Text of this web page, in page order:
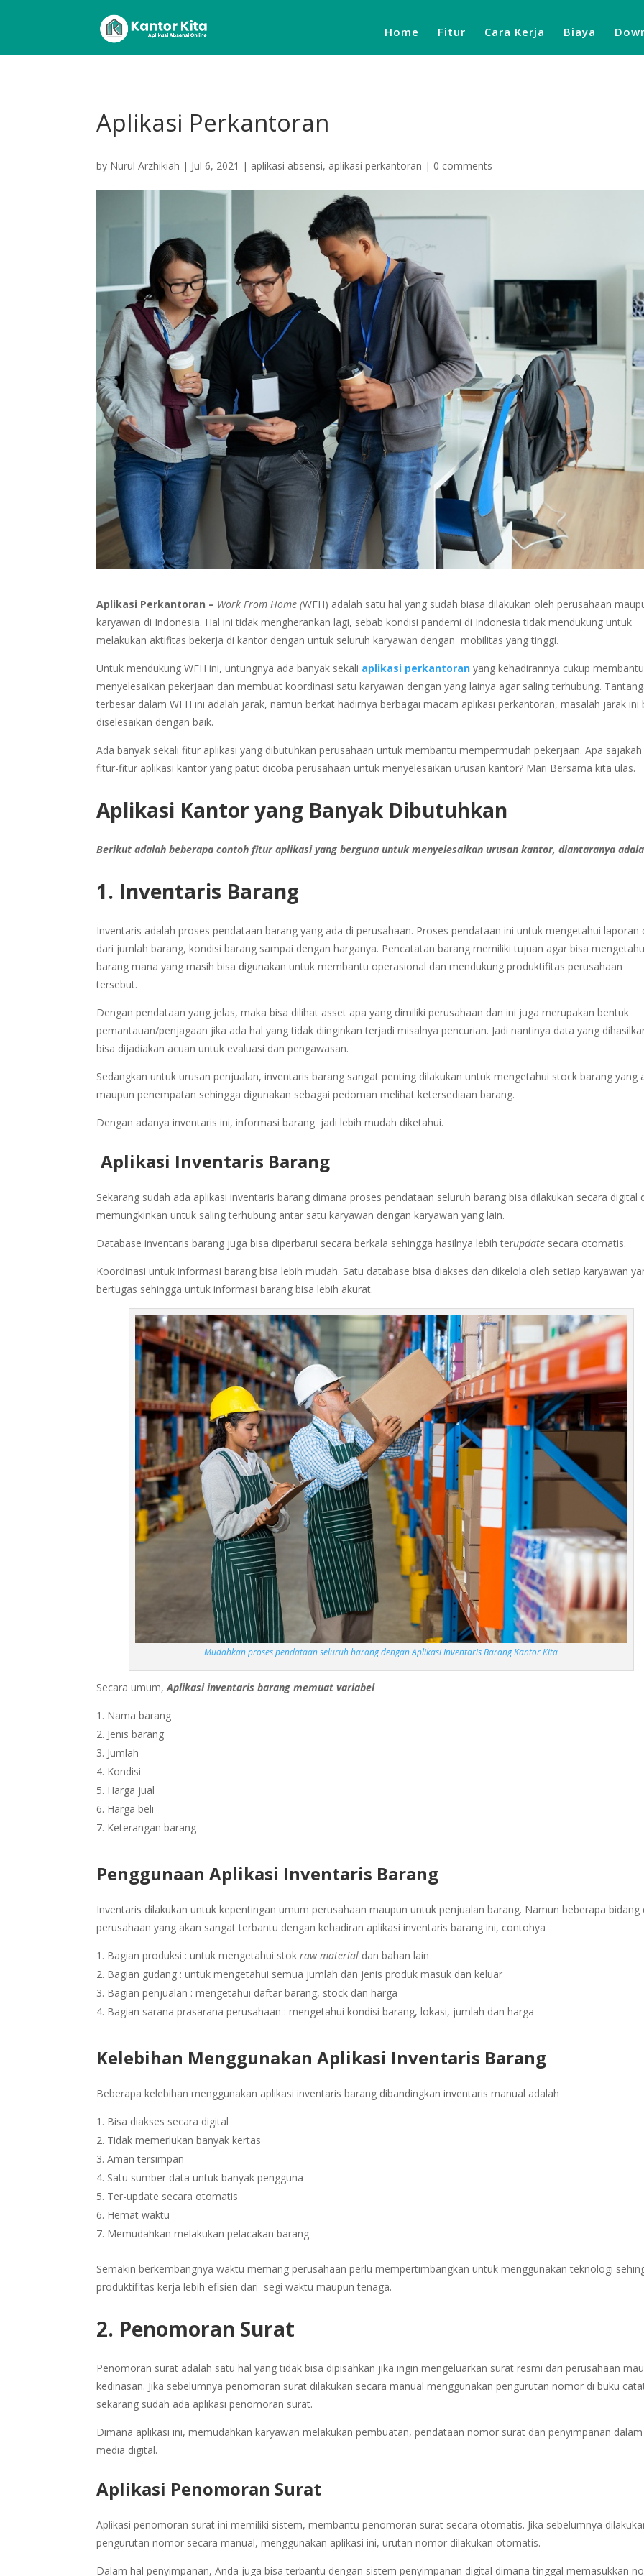
Home Fitur Cara Kerja Biaya
Aplikasi Perkantoran
by Nurul Arzhikiah | Jul 6, 2021 | aplikasi absensi, aplikasi perkantoran | 0 comments
Aplikasi Perkantoran – Work From Home (WFH) adalah satu hal yang sudah biasa dilakukan oleh perusahaan
karyawan di Indonesia. Hal ini tidak mengherankan lagi, sebab kondisi pandemi di Indonesia tidak mendukung untuk
melakukan aktifitas bekerja di kantor dengan untuk seluruh karyawan dengan mobilitas yang tinggi.
Untuk mendukung WFH ini, untungnya ada banyak sekali aplikasi perkantoran yang kehadirannya cukup membantu
menyelesaikan pekerjaan dan membuat koordinasi satu karyawan dengan yang lainya agar saling terhubung.
terbesar dalam WFH ini adalah jarak, namun berkat hadirnya berbagai macam aplikasi perkantoran, masalah jarak ini
diselesaikan dengan baik.
Ada banyak sekali fitur aplikasi yang dibutuhkan perusahaan untuk membantu mempermudah pekerjaan. Apa sajakah
fitur-fitur aplikasi kantor yang patut dicoba perusahaan untuk menyelesaikan urusan kantor? Mari Bersama kita ulas.
Aplikasi Kantor yang Banyak Dibutuhkan
Berikut adalah beberapa contoh fitur aplikasi yang berguna untuk menyelesaikan urusan kantor, diantaranya
1. Inventaris Barang
Inventaris adalah proses pendataan barang yang ada di perusahaan. Proses pendataan ini untuk mengetahui laporan
dari jumlah barang, kondisi barang sampai dengan harganya. Pencatatan barang memiliki tujuan agar bisa
barang mana yang masih bisa digunakan untuk membantu operasional dan mendukung produktifitas perusahaan
tersebut.
Dengan pendataan yang jelas, maka bisa dilihat asset apa yang dimiliki perusahaan dan ini juga merupakan bentuk
pemantauan/penjagaan jika ada hal yang tidak diinginkan terjadi misalnya pencurian. Jadi nantinya data yang
bisa dijadiakan acuan untuk evaluasi dan pengawasan.
Sedangkan untuk urusan penjualan, inventaris barang sangat penting dilakukan untuk mengetahui stock barang yang
maupun penempatan sehingga digunakan sebagai pedoman melihat ketersediaan barang.
Dengan adanya inventaris ini, informasi barang jadi lebih mudah diketahui.
Aplikasi Inventaris Barang
Sekarang sudah ada aplikasi inventaris barang dimana proses pendataan seluruh barang bisa dilakukan secara digital
memungkinkan untuk saling terhubung antar satu karyawan dengan karyawan yang lain.
Database inventaris barang juga bisa diperbarui secara berkala sehingga hasilnya lebih terupdate secara otomatis.
Koordinasi untuk informasi barang bisa lebih mudah. Satu database bisa diakses dan dikelola oleh setiap karyawan
bertugas sehingga untuk informasi barang bisa lebih akurat.
Mudahkan proses pendataan seluruh barang dengan Aplikasi Inventaris Barang Kantor Kita
Secara umum,Aplikasi inventaris barang memuat variabel
Nama barang
Jenis barang
Jumlah
Kondisi
Harga jual
Harga beli
Keterangan barang
Penggunaan Aplikasi Inventaris Barang
Inventaris dilakukan untuk kepentingan umum perusahaan maupun untuk penjualan barang. Namun beberapa bidang
perusahaan yang akan sangat terbantu dengan kehadiran aplikasi inventaris barang ini, contohya
Bagian produksi : untuk mengetahui stokraw material dan bahan lain
Bagian gudang : untuk mengetahui semua jumlah dan jenis produk masuk dan keluar
Bagian penjualan : mengetahui daftar barang, stock dan harga
Bagian sarana prasarana perusahaan : mengetahui kondisi barang, lokasi, jumlah dan harga
Kelebihan Menggunakan Aplikasi Inventaris Barang
Beberapa kelebihan menggunakan aplikasi inventaris barang dibandingkan inventaris manual adalah
Bisa diakses secara digital
Tidak memerlukan banyak kertas
Aman tersimpan
Satu sumber data untuk banyak pengguna
Ter-update secara otomatis
Hemat waktu
Memudahkan melakukan pelacakan barang
Semakin berkembangnya waktu memang perusahaan perlu mempertimbangkan untuk menggunakan teknologi
produktifitas kerja lebih efisien dari segi waktu maupun tenaga.
2. Penomoran Surat
Penomoran surat adalah satu hal yang tidak bisa dipisahkan jika ingin mengeluarkan surat resmi dari perusahaan
kedinasan. Jika sebelumnya penomoran surat dilakukan secara manual menggunakan pengurutan nomor di buku
sekarang sudah ada aplikasi penomoran surat.
Dimana aplikasi ini, memudahkan karyawan melakukan pembuatan, pendataan nomor surat dan penyimpanan dalam
media digital.
Aplikasi Penomoran Surat
Aplikasi penomoran surat ini memiliki sistem, membantu penomoran surat secara otomatis. Jika sebelumnya
pengurutan nomor secara manual, menggunakan aplikasi ini, urutan nomor dilakukan otomatis.
Dalam hal penyimpanan, Anda juga bisa terbantu dengan sistem penyimpanan digital dimana tinggal memasukkan